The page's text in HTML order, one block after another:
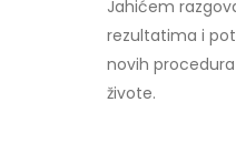
Jahićem
rezultatima i
novih
živote.